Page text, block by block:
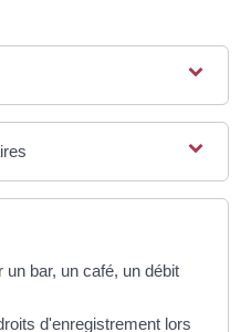
bar, un café, un débit
d'enregistrement lors